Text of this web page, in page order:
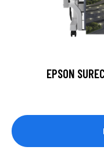
EPSON